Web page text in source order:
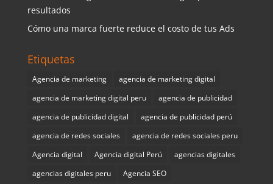
resultados
Cómo una marca fuerte reduce el costo de tus Ads
Etiquetas
Agencia de marketing
agencia de marketing digital
agencia de marketing digital peru
agencia de publicidad
agencia de publicidad digital
agencia de publicidad perú
agencia de redes sociales
agencia de redes sociales peru
Agencia digital
Agencia digital Perú
agencias digitales
agencias digitales peru
Agencia SEO